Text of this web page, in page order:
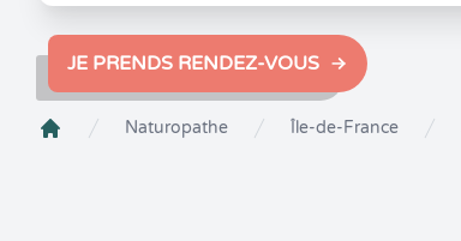
JE PRENDS RENDEZ-VOUS
Naturopathe Île-de-France